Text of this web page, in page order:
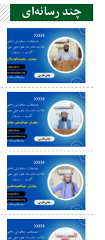
چند رسانه‌ای